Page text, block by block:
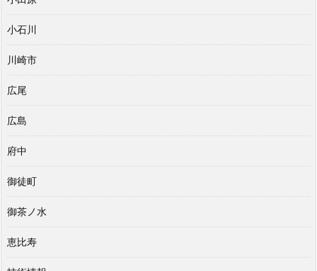
小石川
川崎市
広尾
広島
府中
御徒町
御茶ノ水
恵比寿